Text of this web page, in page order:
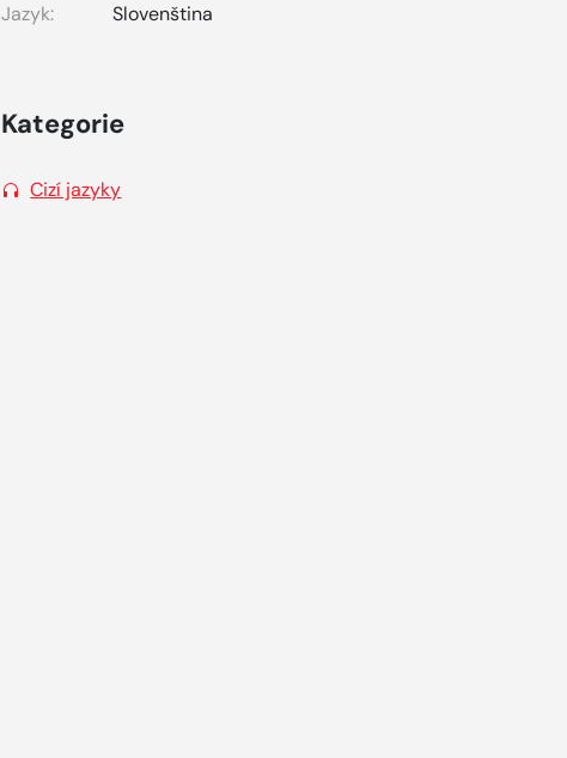
Jazyk:
Slovenština
Kategorie
Cizí jazyky